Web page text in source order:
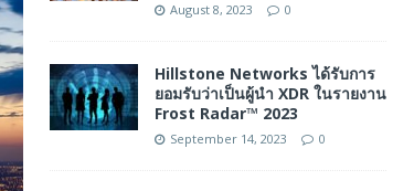
August 8, 2023 0
Hillstone Networks ได้รับการ
ยอมรับว่าเป็นผู้นำ XDR ในรายงาน
Frost Radar™ 2023
September 14, 2023 0